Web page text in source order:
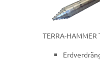
TERRA-HAMMER